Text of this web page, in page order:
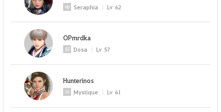
Seraphia Lv 62
OPmrdka
Dosa Lv 57
Hunterinos
Mystique Lv 61